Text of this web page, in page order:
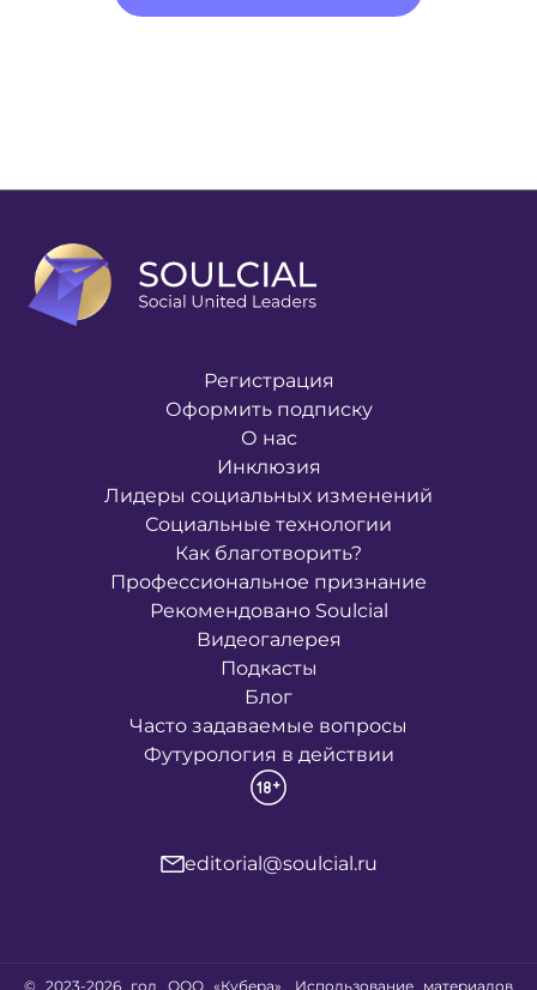
Регистрация
Оформить подписку
О нас
Инклюзия
Лидеры социальных изменений
Социальные технологии
Как благотворить?
Профессиональное признание
Рекомендовано Soulcial
Видеогалерея
Подкасты
Блог
Часто задаваемые вопросы
Футурология в действии
editorial@soulcial.ru
© 2023-2026 год ООО «Кубера». Использование материалов